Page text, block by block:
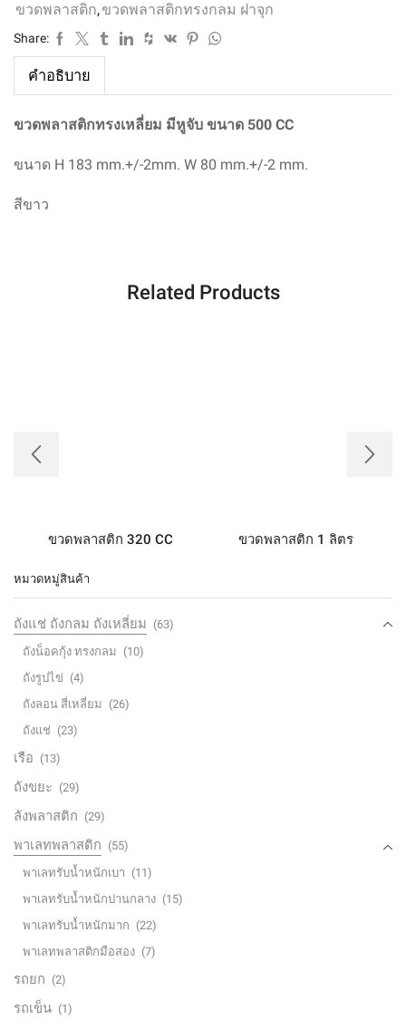
ขวดพลาสติก,ขวดพลาสติกทรงกลม ฝาจุก
Share:
คำอธิบาย
ขวดพลาสติกทรงเหลี่ยม มีหูจับ ขนาด 500 CC
ขนาด H 183 mm.+/-2mm. W 80 mm.+/-2 mm.
สีขาว
Related Products
ขวดพลาสติก 320 CC ขวดพลาสติก 1 ลิตร
หมวดหมู่สินค้า
ถังแช่ ถังกลม ถังเหลี่ยม (63)
ถังน็อคกุ้ง ทรงกลม (10)
ถังรูปไข่ (4)
ถังลอน สี่เหลี่ยม (26)
ถังแช่ (23)
เรือ (13)
ถังขยะ (29)
ลังพลาสติก (29)
พาเลทพลาสติก (55)
พาเลทรับน้ำหนักเบา (11)
พาเลทรับน้ำหนักปานกลาง (15)
พาเลทรับน้ำหนักมาก (22)
พาเลทพลาสติกมือสอง (7)
รถยก (2)
รถเข็น (1)